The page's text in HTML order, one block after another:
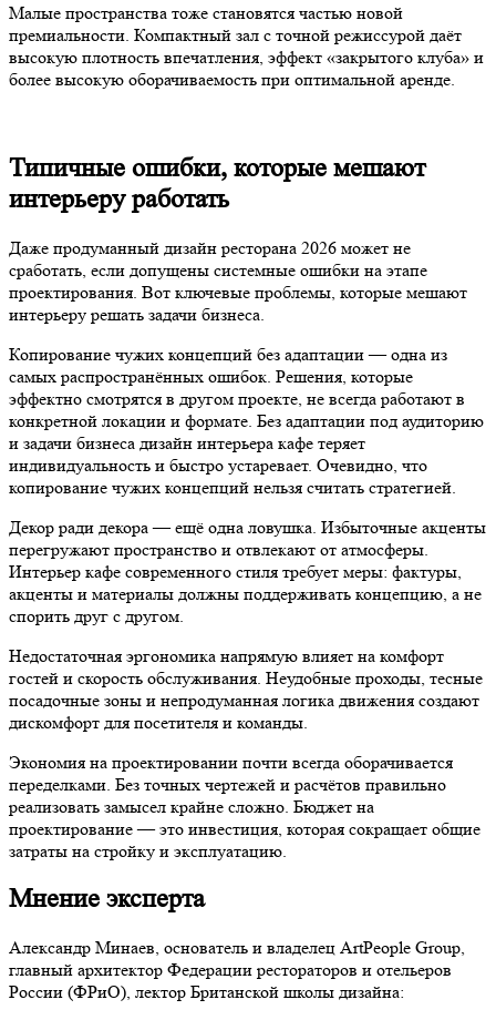
Малые пространства тоже становятся частью новой
премиальности. Компактный зал с точной режиссурой даёт
высокую плотность впечатления, эффект «закрытого клуба» и
более высокую оборачиваемость при оптимальной аренде.
Типичные ошибки, которые мешают
интерьеру работать
Даже продуманный дизайн ресторана 2026 может не
сработать, если допущены системные ошибки на этапе
проектирования. Вот ключевые проблемы, которые мешают
интерьеру решать задачи бизнеса.
Копирование чужих концепций без адаптации — одна из
самых распространённых ошибок. Решения, которые
эффектно смотрятся в другом проекте, не всегда работают в
конкретной локации и формате. Без адаптации под аудиторию
и задачи бизнеса дизайн интерьера кафе теряет
индивидуальность и быстро устаревает. Очевидно, что
копирование чужих концепций нельзя считать стратегией.
Декор ради декора — ещё одна ловушка. Избыточные акценты
перегружают пространство и отвлекают от атмосферы.
Интерьер кафе современного стиля требует меры: фактуры,
акценты и материалы должны поддерживать концепцию, а не
спорить друг с другом.
Недостаточная эргономика напрямую влияет на комфорт
гостей и скорость обслуживания. Неудобные проходы, тесные
посадочные зоны и непродуманная логика движения создают
дискомфорт для посетителя и команды.
Экономия на проектировании почти всегда оборачивается
переделками. Без точных чертежей и расчётов правильно
реализовать замысел крайне сложно. Бюджет на
проектирование — это инвестиция, которая сокращает общие
затраты на стройку и эксплуатацию.
Мнение эксперта
Александр Минаев, основатель и владелец ArtPeople Group,
главный архитектор Федерации рестораторов и отельеров
России (ФРиО), лектор Британской школы дизайна: